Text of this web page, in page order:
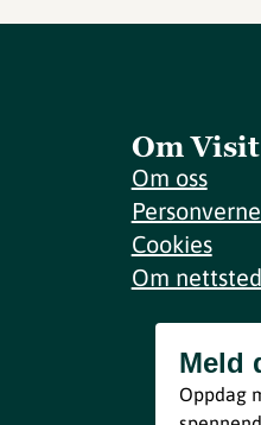
Om
Om oss
Cookies
Om
Meld
Meld
Oppdag